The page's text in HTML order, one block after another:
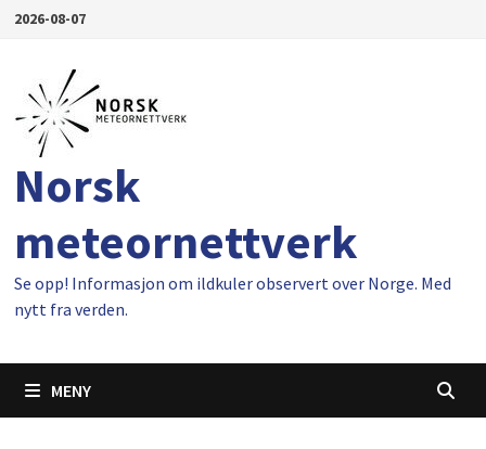
Gå2026-08-07
Norsk
meteornettverk
Se opp! Informasjon om ildkuler observert over Norge. Med
nytt fra verden.
MENY